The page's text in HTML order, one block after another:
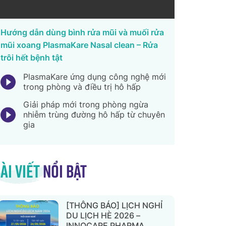
Hướng dẫn dùng bình rửa mũi và muối rửa
mũi xoang PlasmaKare Nasal clean – Rửa
trôi hết bệnh tật
PlasmaKare ứng dụng công nghệ mới
trong phòng và điều trị hô hấp
Giải pháp mới trong phòng ngừa
nhiễm trùng đường hô hấp từ chuyên
gia
viếtnổi bật
[THÔNG BÁO] LỊCH NGHỈ
DU LỊCH HÈ 2026 –